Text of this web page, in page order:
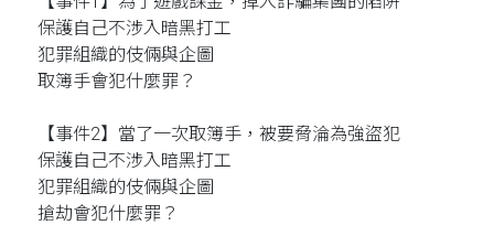
保護自己不涉入暗黑打工
犯罪組織的伎倆與企圖
取簿手會犯什麼罪？
【事件2】當了一次取簿手，被要脅淪為強盜犯
保護自己不涉入暗黑打工
犯罪組織的伎倆與企圖
搶劫會犯什麼罪？